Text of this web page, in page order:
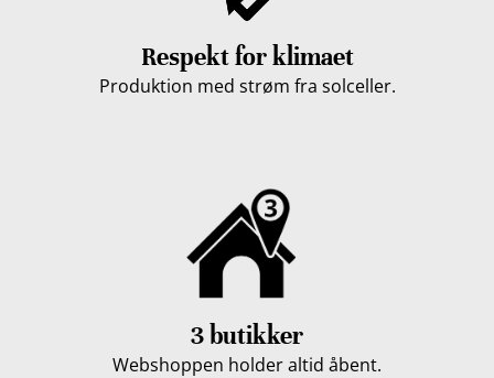
Respekt for klimaet
Produktion med strøm fra solceller.
3 butikker
Webshoppen holder altid åbent.